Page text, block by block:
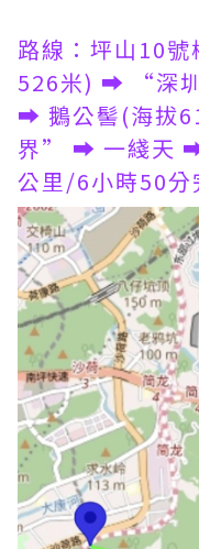
路線：坪山10
526米) ➡️ “深
➡️ 鵝公髻(海拔
界” ➡️ 一綫天 ➡️
公里/6小時50分